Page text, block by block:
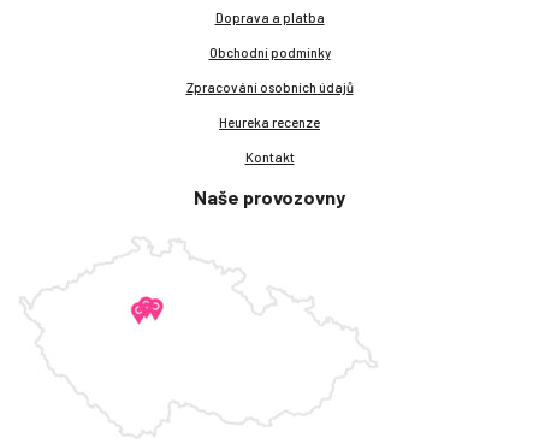
Doprava a platba
Obchodní podmínky
Zpracování osobních údajů
Heureka recenze
Kontakt
Naše provozovny